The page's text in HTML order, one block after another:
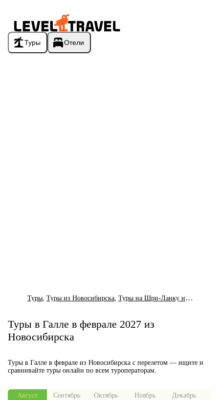
Туры Отели
Туры Туры из Новосибирска Туры на Шри-Ланку из Новосибирска
Туры в Галле в феврале 2027 из
Новосибирска
Туры в Галле в феврале из Новосибирска с перелетом — ищите и
сравнивайте туры онлайн по всем туроператорам.
Август
Сентябрь
Октябрь
Ноябрь
Декабрь